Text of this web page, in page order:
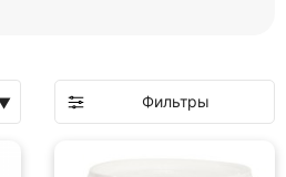
Фильтры